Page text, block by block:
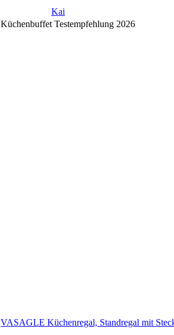
Kai
Küchenbuffet Testempfehlung 2026
VASAGLE Küchenregal, Standregal mit